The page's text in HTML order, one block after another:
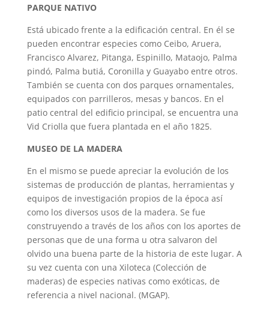
PARQUE NATIVO
Está ubicado frente a la edificación central. En él se
pueden encontrar especies como Ceibo, Aruera,
Francisco Alvarez, Pitanga, Espinillo, Mataojo, Palma
pindó, Palma butiá, Coronilla y Guayabo entre otros.
También se cuenta con dos parques ornamentales,
equipados con parrilleros, mesas y bancos. En el
patio central del edificio principal, se encuentra una
Vid Criolla que fuera plantada en el año 1825.
MUSEO DE LA MADERA
En el mismo se puede apreciar la evolución de los
sistemas de producción de plantas, herramientas y
equipos de investigación propios de la época así
como los diversos usos de la madera. Se fue
construyendo a través de los años con los aportes de
personas que de una forma u otra salvaron del
olvido una buena parte de la historia de este lugar. A
su vez cuenta con una Xiloteca (Colección de
maderas) de especies nativas como exóticas, de
referencia a nivel nacional. (MGAP).